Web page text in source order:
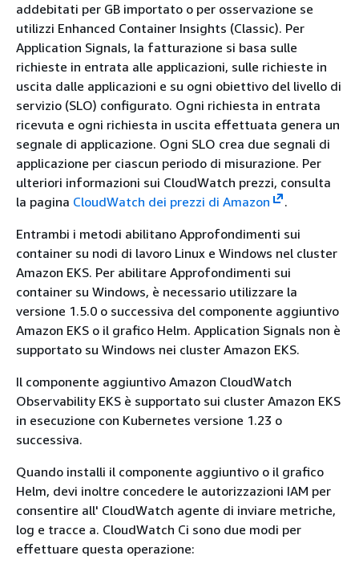
addebitati per GB importato o per osservazione se
utilizzi Enhanced Container Insights (Classic). Per
Application Signals, la fatturazione si basa sulle
richieste in entrata alle applicazioni, sulle richieste in
uscita dalle applicazioni e su ogni obiettivo del livello di
servizio (SLO) configurato. Ogni richiesta in entrata
ricevuta e ogni richiesta in uscita effettuata genera un
segnale di applicazione. Ogni SLO crea due segnali di
applicazione per ciascun periodo di misurazione. Per
ulteriori informazioni sui CloudWatch prezzi, consulta
la pagina CloudWatch dei prezzi di Amazon
.
Entrambi i metodi abilitano Approfondimenti sui
container su nodi di lavoro Linux e Windows nel cluster
Amazon EKS. Per abilitare Approfondimenti sui
container su Windows, è necessario utilizzare la
versione 1.5.0 o successiva del componente aggiuntivo
Amazon EKS o il grafico Helm. Application Signals non è
supportato su Windows nei cluster Amazon EKS.
Il componente aggiuntivo Amazon CloudWatch
Observability EKS è supportato sui cluster Amazon EKS
in esecuzione con Kubernetes versione 1.23 o
successiva.
Quando installi il componente aggiuntivo o il grafico
Helm, devi inoltre concedere le autorizzazioni IAM per
consentire all' CloudWatch agente di inviare metriche,
log e tracce a. CloudWatch Ci sono due modi per
effettuare questa operazione: